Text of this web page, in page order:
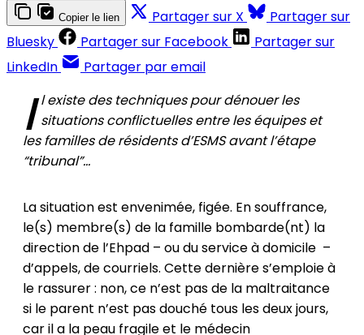
Copier le lien Partager sur X
Partager sur
Bluesky
Partager sur Facebook
Partager sur
LinkedIn
Partager par email
I l existe des techniques pour dénouer les
situations conflictuelles entre les équipes et
les familles de résidents d’ESMS avant l’étape
“tribunal”...
La situation est envenimée, figée. En souffrance,
le(s) membre(s) de la famille bombarde(nt) la
direction de l’Ehpad – ou du service à domicile –
d’appels, de courriels. Cette dernière s’emploie à
le rassurer : non, ce n’est pas de la maltraitance
si le parent n’est pas douché tous les deux jours,
car il a la peau fragile et le médecin